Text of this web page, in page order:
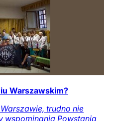
Warszawskim?
trudno nie
wspominania Powstania